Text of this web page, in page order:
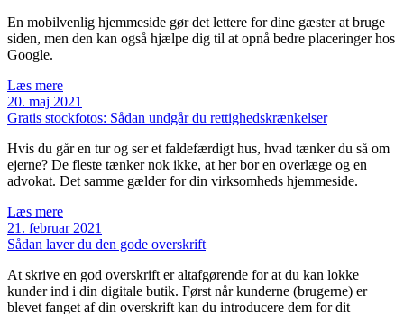
En mobilvenlig hjemmeside gør det lettere for dine gæster at bruge
siden, men den kan også hjælpe dig til at opnå bedre placeringer hos
Google.
Læs mere
20. maj 2021
Gratis stockfotos: Sådan undgår du rettighedskrænkelser
Hvis du går en tur og ser et faldefærdigt hus, hvad tænker du så om
ejerne? De fleste tænker nok ikke, at her bor en overlæge og en
advokat. Det samme gælder for din virksomheds hjemmeside.
Læs mere
21. februar 2021
Sådan laver du den gode overskrift
At skrive en god overskrift er altafgørende for at du kan lokke
kunder ind i din digitale butik. Først når kunderne (brugerne) er
blevet fanget af din overskrift kan du introducere dem for dit